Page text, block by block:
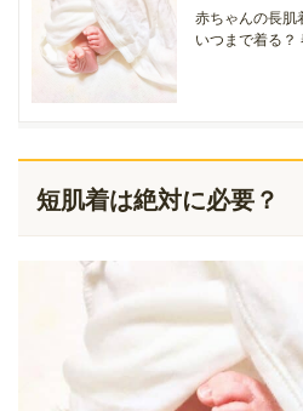
赤ちゃんの長肌
いつまで着る？
短肌着は絶対に必要？